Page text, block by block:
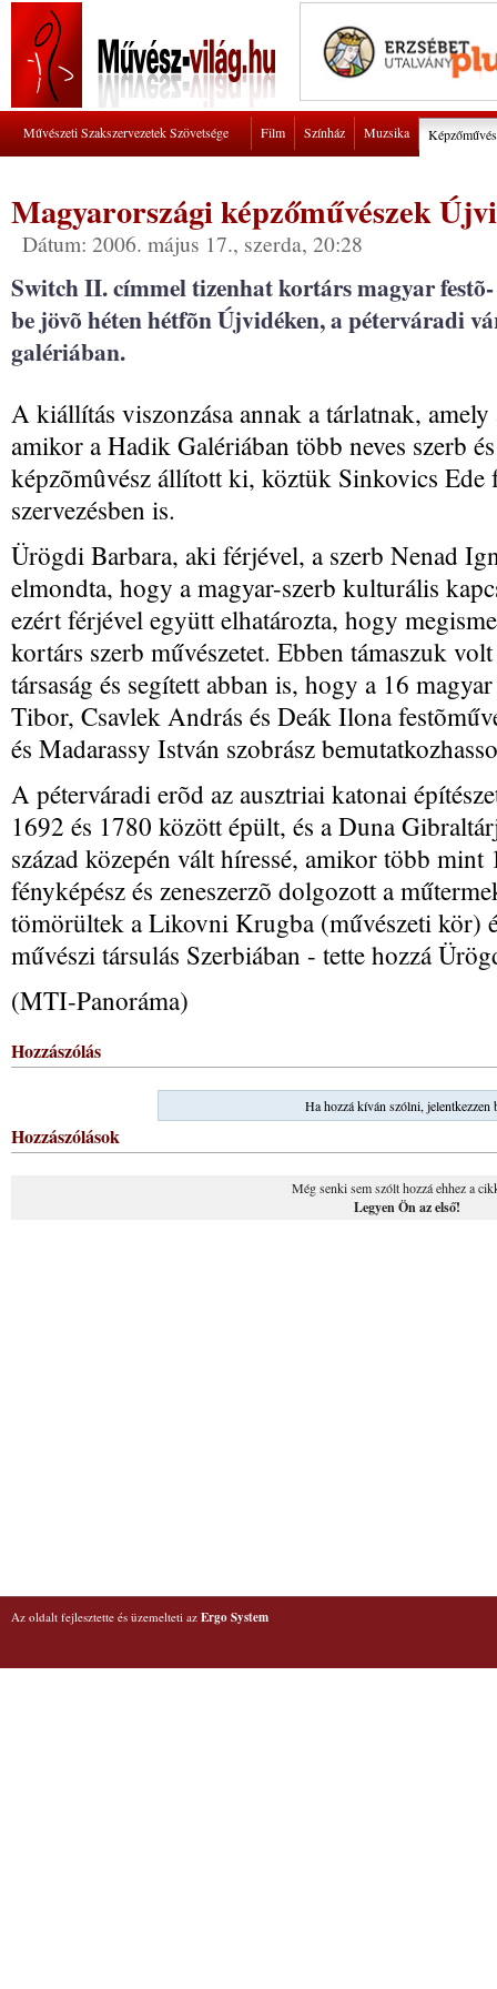
Művészeti Szakszervezetek Szövetsége Film Színház Muzsika
Magyarországi képzőművészek
Dátum: 2006. május 17., szerda, 20:28
Switch II. címmel tizenhat kortárs magyar
be jövõ héten hétfõn Újvidéken, a péterváradi
galériában.
A kiállítás viszonzása annak a tárlatnak,
amikor a Hadik Galériában több neves szerb
képzõmûvész állított ki, köztük Sinkovics Ede
szervezésben is.
Ürögdi Barbara, aki férjével, a szerb Nenad
elmondta, hogy a magyar-szerb kulturális
ezért férjével együtt elhatározta, hogy
kortárs szerb művészetet. Ebben támaszuk
társaság és segített abban is, hogy a 16
Tibor, Csavlek András és Deák Ilona
és Madarassy István szobrász
A péterváradi erõd az ausztriai katonai
1692 és 1780 között épült, és a Duna
század közepén vált híressé, amikor több mint
fényképész és zeneszerzõ dolgozott a
tömörültek a Likovni Krugba (művészeti kör)
művészi társulás Szerbiában - tette hozzá
(MTI-Panoráma)
Hozzászólás
Ha hozzá kíván szólni, jelentkezzen
Hozzászólások
Még senki sem szólt hozzá ehhez a
Legyen Ön az első!
Az oldalt fejlesztette és üzemelteti az Ergo System